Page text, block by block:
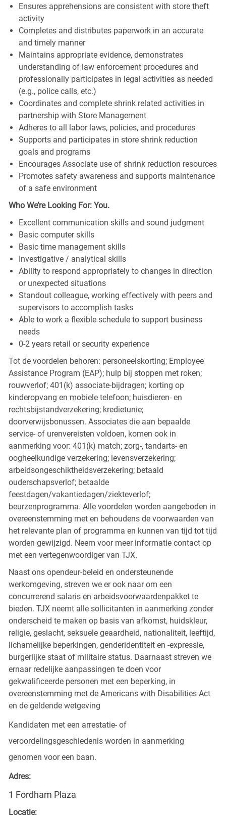
Ensures apprehensions are consistent with store theft
activity
Completes and distributes paperwork in an accurate
and timely manner
Maintains appropriate evidence, demonstrates
understanding of law enforcement procedures and
professionally participates in legal activities as needed
(e.g., police calls, etc.)
Coordinates and complete shrink related activities in
partnership with Store Management
Adheres to all labor laws, policies, and procedures
Supports and participates in store shrink reduction
goals and programs
Encourages Associate use of shrink reduction resources
Promotes safety awareness and supports maintenance
of a safe environment
Who We’re Looking For: You.
Excellent communication skills and sound judgment
Basic computer skills
Basic time management skills
Investigative / analytical skills
Ability to respond appropriately to changes in direction
or unexpected situations
Standout colleague, working effectively with peers and
supervisors to accomplish tasks
Able to work a flexible schedule to support business
needs
0-2 years retail or security experience
Tot de voordelen behoren: personeelskorting; Employee
Assistance Program (EAP); hulp bij stoppen met roken;
rouwverlof; 401(k) associate-bijdragen; korting op
kinderopvang en mobiele telefoon; huisdieren- en
rechtsbijstandverzekering; kredietunie;
doorverwijsbonussen. Associates die aan bepaalde
service- of urenvereisten voldoen, komen ook in
aanmerking voor: 401(k) match; zorg-, tandarts- en
oogheelkundige verzekering; levensverzekering;
arbeidsongeschiktheidsverzekering; betaald
ouderschapsverlof; betaalde
feestdagen/vakantiedagen/ziekteverlof;
beurzenprogramma. Alle voordelen worden aangeboden in
overeenstemming met en behoudens de voorwaarden van
het relevante plan of programma en kunnen van tijd tot tijd
worden gewijzigd. Neem voor meer informatie contact op
met een vertegenwoordiger van TJX.
Naast ons opendeur-beleid en ondersteunende
werkomgeving, streven we er ook naar om een
concurrerend salaris en arbeidsvoorwaardenpakket te
bieden. TJX neemt alle sollicitanten in aanmerking zonder
onderscheid te maken op basis van afkomst, huidskleur,
religie, geslacht, seksuele geaardheid, nationaliteit, leeftijd,
lichamelijke beperkingen, genderidentiteit en -expressie,
burgerlijke staat of militaire status. Daarnaast streven we
ernaar redelijke aanpassingen te doen voor
gekwalificeerde personen met een beperking, in
overeenstemming met de Americans with Disabilities Act
en de geldende wetgeving
Kandidaten met een arrestatie- of
veroordelingsgeschiedenis worden in aanmerking
genomen voor een baan.
Adres:
1 Fordham Plaza
Locatie: